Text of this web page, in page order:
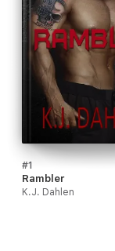
#1
Rambler
K.J. Dahlen